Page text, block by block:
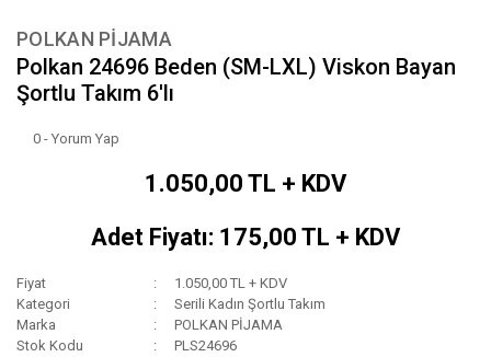
POLKAN PİJAMA
Polkan 24696 Beden (SM-LXL) Viskon Bayan
Şortlu Takım 6'lı
0 - Yorum Yap
1.050,00 TL + KDV
Adet Fiyatı: 175,00 TL + KDV
Fiyat
1.050,00 TL + KDV
Kategori
Serili Kadın Şortlu Takım
Marka
POLKAN PİJAMA
Stok Kodu
PLS24696